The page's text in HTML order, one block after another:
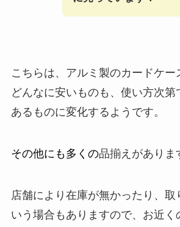
こちらは、アルミ製のカードケー
どんなに安いものも、使い方次
あるものに変化するようです。
その他にも多くの品揃えがありま
店舗により在庫が無かったり、取
いう場合もありますので、お近く